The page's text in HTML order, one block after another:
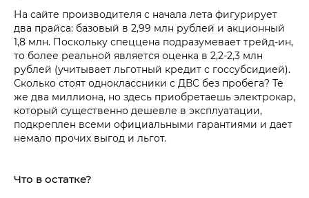
На сайте производителя с начала лета фигурирует
два прайса: базовый в 2,99 млн рублей и акционный
1,8 млн. Поскольку спеццена подразумевает трейд-ин,
то более реальной является оценка в 2,2-2,3 млн
рублей (учитывает льготный кредит с госсубсидией).
Сколько стоят одноклассники с ДВС без пробега? Те
же два миллиона, но здесь приобретаешь электрокар,
который существенно дешевле в эксплуатации,
подкреплен всеми официальными гарантиями и дает
немало прочих выгод и льгот.
Что в остатке?